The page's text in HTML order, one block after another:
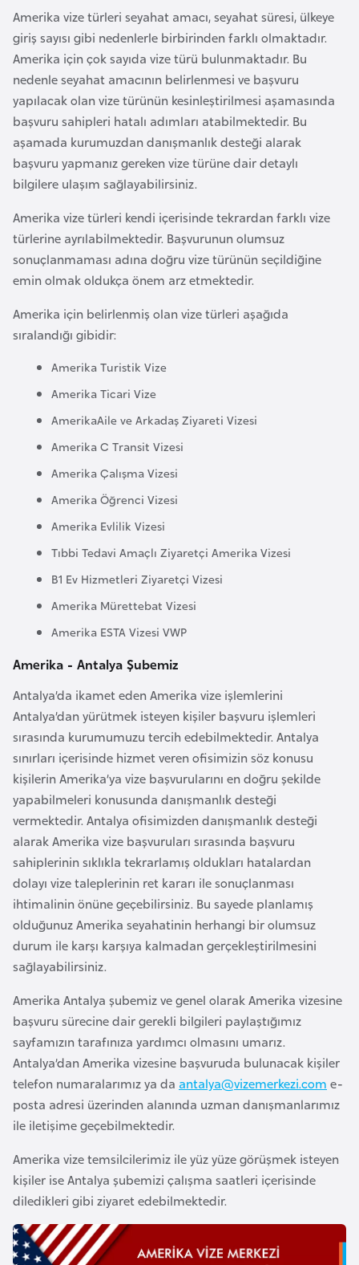
Amerika vize türleri seyahat amacı, seyahat süresi, ülkeye
giriş sayısı gibi nedenlerle birbirinden farklı olmaktadır.
Amerika için çok sayıda vize türü bulunmaktadır. Bu
nedenle seyahat amacının belirlenmesi ve başvuru
yapılacak olan vize türünün kesinleştirilmesi aşamasında
başvuru sahipleri hatalı adımları atabilmektedir. Bu
aşamada kurumuzdan danışmanlık desteği alarak
başvuru yapmanız gereken vize türüne dair detaylı
bilgilere ulaşım sağlayabilirsiniz.
Amerika vize türleri kendi içerisinde tekrardan farklı vize
türlerine ayrılabilmektedir. Başvurunun olumsuz
sonuçlanmaması adına doğru vize türünün seçildiğine
emin olmak oldukça önem arz etmektedir.
Amerika için belirlenmiş olan vize türleri aşağıda
sıralandığı gibidir:
Amerika Turistik Vize
Amerika Ticari Vize
AmerikaAile ve Arkadaş Ziyareti Vizesi
Amerika C Transit Vizesi
Amerika Çalışma Vizesi
Amerika Öğrenci Vizesi
Amerika Evlilik Vizesi
Tıbbi Tedavi Amaçlı Ziyaretçi Amerika Vizesi
B1 Ev Hizmetleri Ziyaretçi Vizesi
Amerika Mürettebat Vizesi
Amerika ESTA Vizesi VWP
Amerika - Antalya Şubemiz
Antalya’da ikamet eden Amerika vize işlemlerini
Antalya’dan yürütmek isteyen kişiler başvuru işlemleri
sırasında kurumumuzu tercih edebilmektedir. Antalya
sınırları içerisinde hizmet veren ofisimizin söz konusu
kişilerin Amerika’ya vize başvurularını en doğru şekilde
yapabilmeleri konusunda danışmanlık desteği
vermektedir. Antalya ofisimizden danışmanlık desteği
alarak Amerika vize başvuruları sırasında başvuru
sahiplerinin sıklıkla tekrarlamış oldukları hatalardan
dolayı vize taleplerinin ret kararı ile sonuçlanması
ihtimalinin önüne geçebilirsiniz. Bu sayede planlamış
olduğunuz Amerika seyahatinin herhangi bir olumsuz
durum ile karşı karşıya kalmadan gerçekleştirilmesini
sağlayabilirsiniz.
Amerika Antalya şubemiz ve genel olarak Amerika vizesine
başvuru sürecine dair gerekli bilgileri paylaştığımız
sayfamızın tarafınıza yardımcı olmasını umarız.
Antalya’dan Amerika vizesine başvuruda bulunacak kişiler
telefon numaralarımız ya da antalya@vizemerkezi.com e-
posta adresi üzerinden alanında uzman danışmanlarımız
ile iletişime geçebilmektedir.
Amerika vize temsilcilerimiz ile yüz yüze görüşmek isteyen
kişiler ise Antalya şubemizi çalışma saatleri içerisinde
diledikleri gibi ziyaret edebilmektedir.
i
s
t
a
n
E
r
m
n
i
s
t
a
n
y
a
F
i
l
d
i
ş
i
S
a
h
i
l
F
i
n
l
a
d
i
y
a